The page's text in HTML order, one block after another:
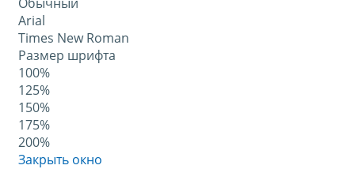
Arial
Times New Roman
Размер шрифта
100%
125%
150%
175%
200%
Закрыть окно